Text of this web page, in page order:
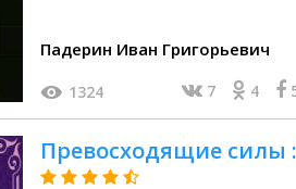
Падерин Иван Григорьевич
1324 7 4
Превосходящие силы